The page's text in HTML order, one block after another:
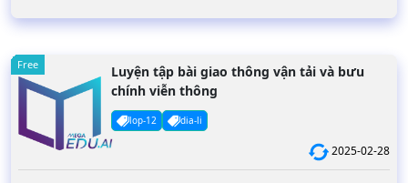
Free
Luyện tập bài giao thông vận tải và bưu
chính viễn thông
lop-12 dia-li
2025-02-28